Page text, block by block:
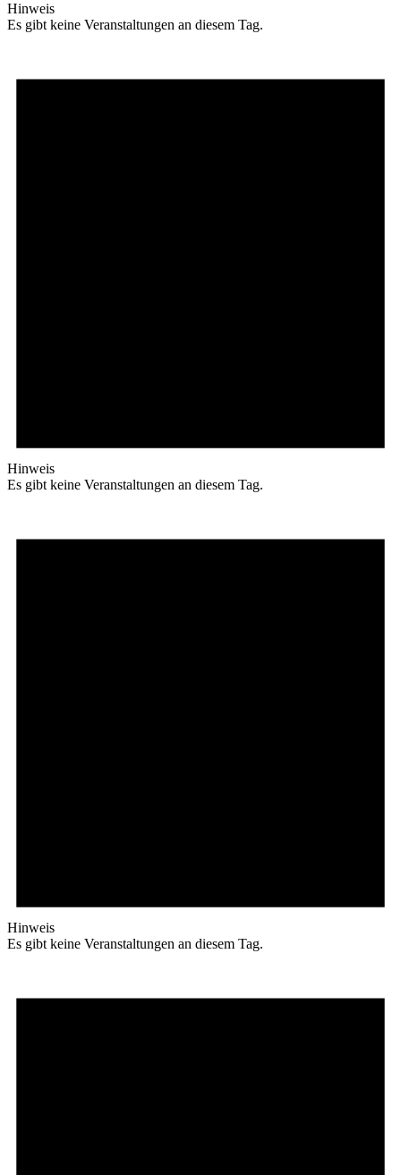
Hinweis
Es gibt keine Veranstaltungen an diesem Tag.
Hinweis
Es gibt keine Veranstaltungen an diesem Tag.
Hinweis
Es gibt keine Veranstaltungen an diesem Tag.